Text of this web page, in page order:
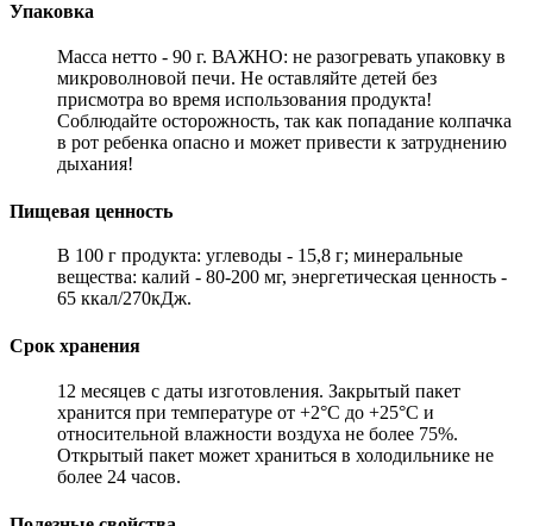
Упаковка
Масса нетто - 90 г. ВАЖНО: не разогревать упаковку в
микроволновой печи. Не оставляйте детей без
присмотра во время использования продукта!
Соблюдайте осторожность, так как попадание колпачка
в рот ребенка опасно и может привести к затруднению
дыхания!
Пищевая ценность
В 100 г продукта: углеводы - 15,8 г; минеральные
вещества: калий - 80-200 мг, энергетическая ценность -
65 ккал/270кДж.
Срок хранения
12 месяцев с даты изготовления. Закрытый пакет
хранится при температуре от +2°С до +25°С и
относительной влажности воздуха не более 75%.
Открытый пакет может храниться в холодильнике не
более 24 часов.